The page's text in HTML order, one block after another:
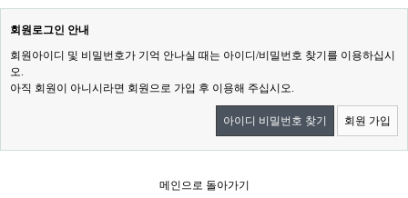
회원로그인 안내
회원아이디 및 비밀번호가 기억 안나실 때는 아이디/비밀번호 찾기를 이용하십시
오.
아직 회원이 아니시라면 회원으로 가입 후 이용해 주십시오.
아이디 비밀번호 찾기 회원 가입
메인으로 돌아가기